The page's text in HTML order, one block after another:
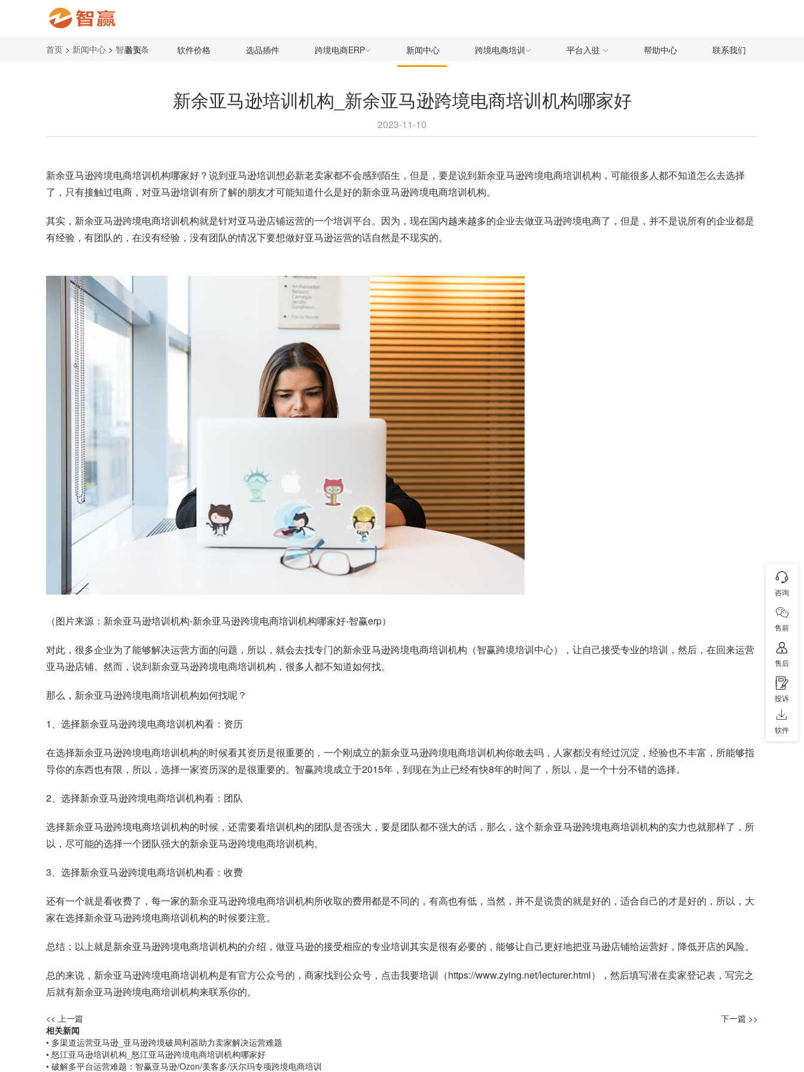
首页 软件价格 选品插件 跨境电商ERP 新闻中心 跨境电商培训 平台入驻 帮助中心 联系我们
首页 > 新闻中心 > 智赢头条
新余亚马逊培训机构_新余亚马逊跨境电商培训机构哪家好
2023-11-10
新余亚马逊跨境电商培训机构哪家好？说到亚马逊培训想必新老卖家都不会感到陌生，但是，要是说到新余亚马逊跨境电商培训机构，可能很多人都不知道怎么去选择
了，只有接触过电商，对亚马逊培训有所了解的朋友才可能知道什么是好的新余亚马逊跨境电商培训机构。
其实，新余亚马逊跨境电商培训机构就是针对亚马逊店铺运营的一个培训平台。因为，现在国内越来越多的企业去做亚马逊跨境电商了，但是，并不是说所有的企业都是
有经验，有团队的，在没有经验，没有团队的情况下要想做好亚马逊运营的话自然是不现实的。
（图片来源：新余亚马逊培训机构-新余亚马逊跨境电商培训机构哪家好-智赢erp）
对此，很多企业为了能够解决运营方面的问题，所以，就会去找专门的新余亚马逊跨境电商培训机构（智赢跨境培训中心），让自己接受专业的培训，然后，在回来运营
亚马逊店铺。然而，说到新余亚马逊跨境电商培训机构，很多人都不知道如何找。
那么，新余亚马逊跨境电商培训机构如何找呢？
1、选择新余亚马逊跨境电商培训机构看：资历
在选择新余亚马逊跨境电商培训机构的时候看其资历是很重要的，一个刚成立的新余亚马逊跨境电商培训机构你敢去吗，人家都没有经过沉淀，经验也不丰富，所能够指
导你的东西也有限，所以，选择一家资历深的是很重要的。智赢跨境成立于2015年，到现在为止已经有快8年的时间了，所以，是一个十分不错的选择。
2、选择新余亚马逊跨境电商培训机构看：团队
选择新余亚马逊跨境电商培训机构的时候，还需要看培训机构的团队是否强大，要是团队都不强大的话，那么，这个新余亚马逊跨境电商培训机构的实力也就那样了，所
以，尽可能的选择一个团队强大的新余亚马逊跨境电商培训机构。
3、选择新余亚马逊跨境电商培训机构看：收费
还有一个就是看收费了，每一家的新余亚马逊跨境电商培训机构所收取的费用都是不同的，有高也有低，当然，并不是说贵的就是好的，适合自己的才是好的，所以，大
家在选择新余亚马逊跨境电商培训机构的时候要注意。
总结：以上就是新余亚马逊跨境电商培训机构的介绍，做亚马逊的接受相应的专业培训其实是很有必要的，能够让自己更好地把亚马逊店铺给运营好，降低开店的风险。
总的来说，新余亚马逊跨境电商培训机构是有官方公众号的，商家找到公众号，点击我要培训（https://www.zying.net/lecturer.html），然后填写潜在卖家登记表，写完之
后就有新余亚马逊跨境电商培训机构来联系你的。
<< 上一篇
下一篇 >>
相关新闻
• 多渠道运营亚马逊_亚马逊跨境破局利器助力卖家解决运营难题
• 怒江亚马逊培训机构_怒江亚马逊跨境电商培训机构哪家好
• 破解多平台运营难题：智赢亚马逊/Ozon/美客多/沃尔玛专项跨境电商培训
咨询
售前
售后
投诉
软件